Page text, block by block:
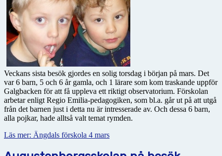
Veckans sista besök gjordes en solig torsdag i början på mars. Det
var 6 barn, 5 och 6 år gamla, och 1 lärare som kom traskande uppför
Galgbacken för att få uppleva ett riktigt observatorium. Förskolan
arbetar enligt Regio Emilia-pedagogiken, som bl.a. går ut på att utgå
från det barnen just i detta nu är intresserade av. Och dessa 6 barn,
alla pojkar, hade alltså valt temat rymden.
Läs mer: Ängdals förskola 4 mars